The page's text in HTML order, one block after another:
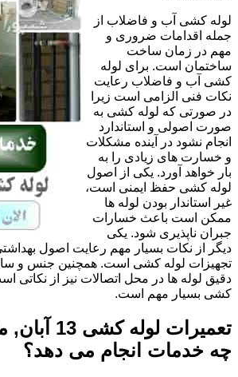
لوله کشی آب و فاضلاب از
جمله اقدامات ضروری و
مهم در زمان ساخت
ساختمان است. برای لوله
کشی آب و فاضلاب رعایت
نکات فنی الزامی است زیرا
در صورتی که لوله کشی به
صورت اصولی و استاندارد
انجام نشود در آینده مشکلات
و خسارت های زیادی را به
بار خواهد آورد. یکی از اصول
لوله کشی حفظ ایمنی است،
غیر استاندار بودن لوله ها
ممکن است باعث خسارات
جبران ناپذیری شود. یکی
دیگر از نکات بسیار مهم رعایت اصول
تجهیزات لوله کشی است. همچنین جنس و
دقیق لوله ها در محل اتصالات نیز از نکاتی
کشی بسیار مهم است.
چه خدمات انجام می دهد؟